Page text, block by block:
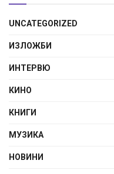
UNCATEGORIZED
ИЗЛОЖБИ
ИНТЕРВЮ
КИНО
КНИГИ
МУЗИКА
НОВИНИ